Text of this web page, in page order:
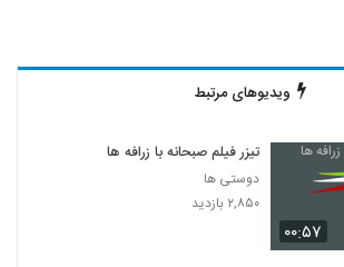
ویدیوهای مرتبط
۰۰:۵۷
تیزر فیلم صبحانه با زرافه ها
دوستی ها
۲,۸۵۰ بازدید